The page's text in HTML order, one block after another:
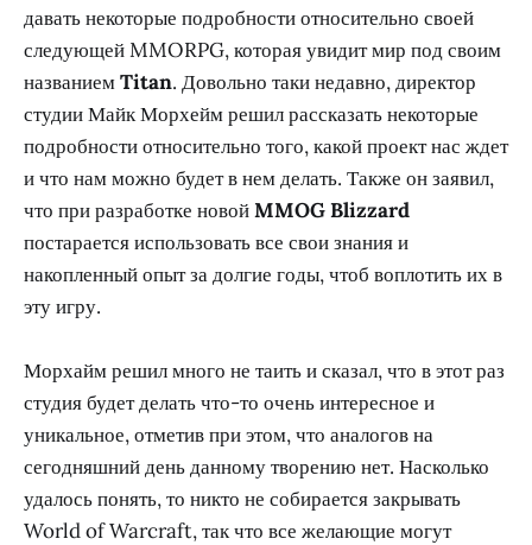
давать некоторые подробности относительно своей
следующей MMORPG, которая увидит мир под своим
названиемTitan. Довольно таки недавно, директор
студии Майк Морхейм решил рассказать некоторые
подробности относительно того, какой проект нас ждет
и что нам можно будет в нем делать. Также он заявил,
что при разработке новойMMOG Blizzard
постарается использовать все свои знания и
накопленный опыт за долгие годы, чтоб воплотить их в
эту игру.
Морхайм решил много не таить и сказал, что в этот раз
студия будет делать что-то очень интересное и
уникальное, отметив при этом, что аналогов на
сегодняшний день данному творению нет. Насколько
удалось понять, то никто не собирается закрывать
World of Warcraft, так что все желающие могут